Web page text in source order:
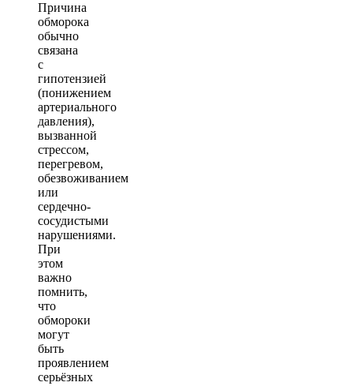
Причина
обморока
обычно
связана
с
гипотензией
(понижением
артериального
давления),
вызванной
стрессом,
перегревом,
обезвоживанием
или
сердечно-
сосудистыми
нарушениями.
При
этом
важно
помнить,
что
обмороки
могут
быть
проявлением
серьёзных